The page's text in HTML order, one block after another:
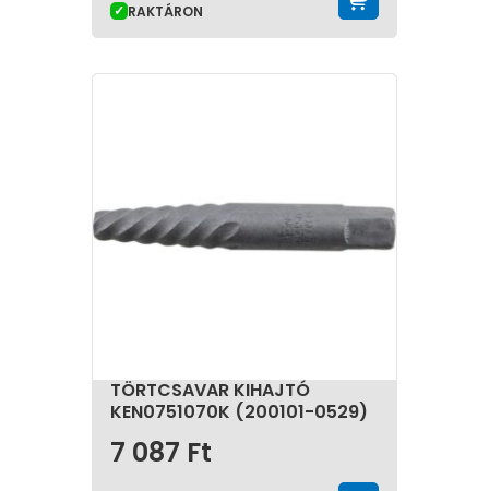
RAKTÁRON
TÖRTCSAVAR KIHAJTÓ
KEN0751070K (200101-0529)
7 087 Ft